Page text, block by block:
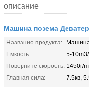
описание
Машина позема
Название продукта:
Машина
Емкость:
5-
Поверните скорость: 1450r/
Главная сила:
7.5кв,